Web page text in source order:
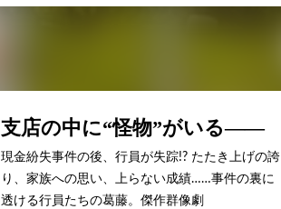
支店の中に“怪物”がいる——
現金紛失事件の後、行員が失踪!? たたき上げの誇
り、家族への思い、上らない成績……事件の裏に
透ける行員たちの葛藤。傑作群像劇